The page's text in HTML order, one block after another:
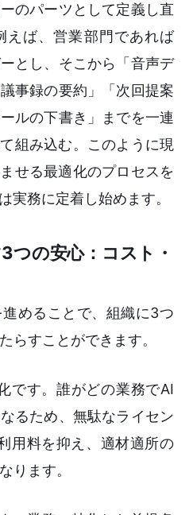
のパーツとして定義し直
えば、営業部門であれば
とし、そこから「音声デ
事録の要約」「次回提案
ルの下書き」までを一連
組み込む。このように現
せる最適化のプロセスを
実務に定着し始めます。
つの安心：コスト・
めることで、組織に3つ
らすことができます。
です。誰がどの業務でAI
るため、無駄なライセン
用料を抑え、適材適所の
ります。